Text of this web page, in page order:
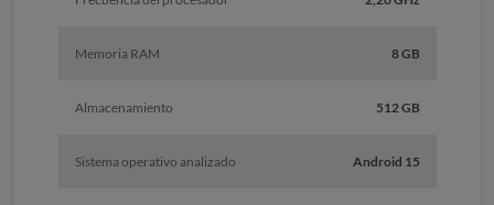
Memoria RAM 8 GB
Almacenamiento 512 GB
Sistema operativo analizado Android 15